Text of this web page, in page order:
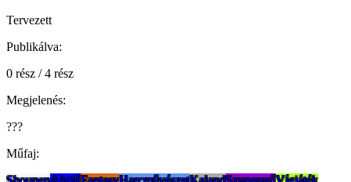
Tervezett
Publikálva:
0 rész / 4 rész
Megjelenés:
???
Műfaj: